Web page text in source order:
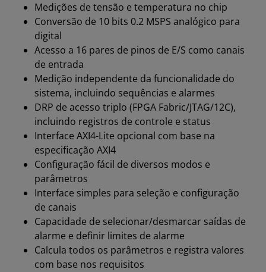
Medições de tensão e temperatura no chip
Conversão de 10 bits 0.2 MSPS analógico para
digital
Acesso a 16 pares de pinos de E/S como canais
de entrada
Medição independente da funcionalidade do
sistema, incluindo sequências e alarmes
DRP de acesso triplo (FPGA Fabric/JTAG/12C),
incluindo registros de controle e status
Interface AXI4-Lite opcional com base na
especificação AXI4
Configuração fácil de diversos modos e
parâmetros
Interface simples para seleção e configuração
de canais
Capacidade de selecionar/desmarcar saídas de
alarme e definir limites de alarme
Calcula todos os parâmetros e registra valores
com base nos requisitos